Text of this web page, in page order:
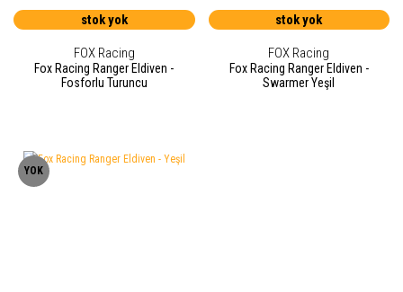
stok yok
FOX Racing
Fox Racing Ranger Eldiven -
Fosforlu Turuncu
stok yok
FOX Racing
Fox Racing Ranger Eldiven -
Swarmer Yeşil
YOK